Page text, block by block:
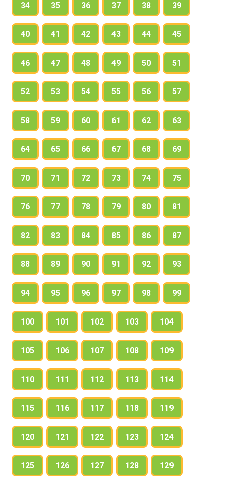
34 35 36 37 38 39
40 41 42 43 44 45
46 47 48 49 50 51
52 53 54 55 56 57
58 59 60 61 62 63
64 65 66 67 68 69
70 71 72 73 74 75
76 77 78 79 80 81
82 83 84 85 86 87
88 89 90 91 92 93
94 95 96 97 98 99
100 101 102 103 104
105 106 107 108 109
110 111 112 113 114
115 116 117 118 119
120 121 122 123 124
125 126 127 128 129